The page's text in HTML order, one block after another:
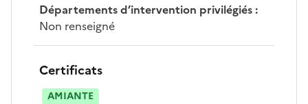
Départements d’intervention privilégiés:
Non renseigné
Certificats
AMIANTE